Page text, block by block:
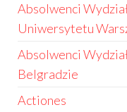
Absolwenci
Uniwersytetu
Absolwenci
Belgradzie
Actiones